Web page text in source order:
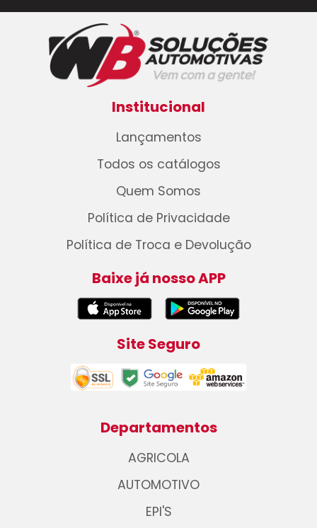
Institucional
Lançamentos
Todos os catálogos
Quem Somos
Política de Privacidade
Política de Troca e Devolução
Baixe já nosso APP
Site Seguro
Departamentos
AGRICOLA
AUTOMOTIVO
EPI'S